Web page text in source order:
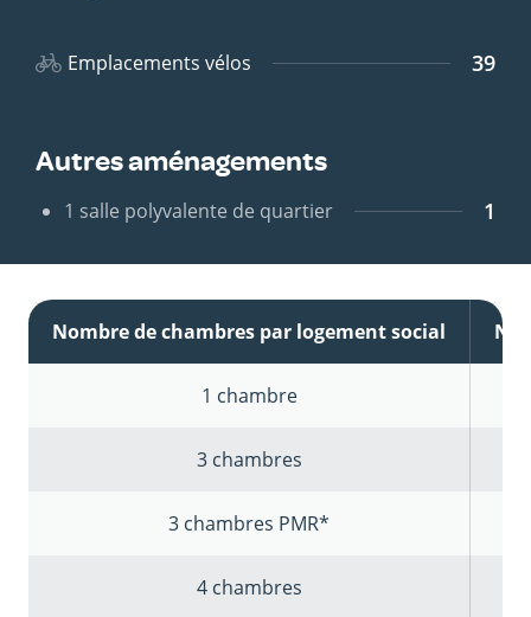
Emplacements vélos 39
Autres aménagements
1 salle polyvalente de quartier 1
Nombre de chambres par logement social
1 chambre
3 chambres
3 chambres PMR*
4 chambres